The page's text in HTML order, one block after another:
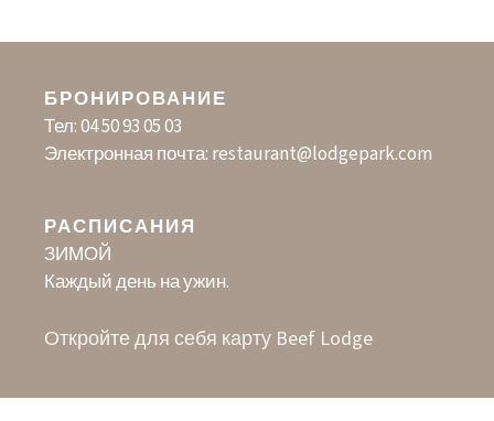
БРОНИРОВАНИЕ
Тел:04 50 93 05 03
Электронная почта: restaurant@lodgepark.com
РАСПИСАНИЯ
ЗИМОЙ
Каждый день на ужин.
Откройте для себя карту Beef Lodge